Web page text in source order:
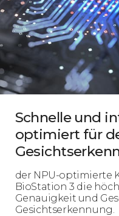
Schnelle und
optimiert für
der NPU-optimierte
BioStation 3 die
Genauigkeit und
Gesichtserkennung.